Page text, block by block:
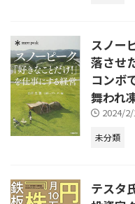
スノー
落させ
コンボ
舞われ
2024/
未分類
テスタ